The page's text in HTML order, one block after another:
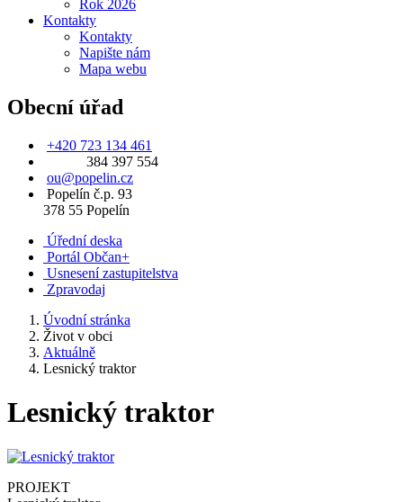
Rok 2026
Kontakty
Kontakty
Napište nám
Mapa webu
Obecní úřad
+420 723 134 461
384 397 554
ou@popelin.cz
Popelín č.p. 93
378 55 Popelín
Úřední deska
Portál Občan+
Usnesení zastupitelstva
Zpravodaj
Úvodní stránka
Život v obci
Aktuálně
Lesnický traktor
Lesnický traktor
PROJEKT